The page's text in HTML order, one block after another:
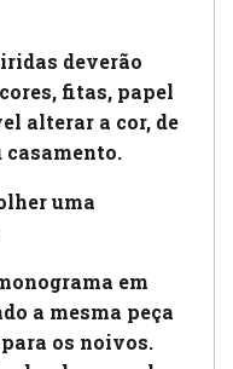
deverão
fitas, papel
alterar a cor, de
casamento.
uma
em
a mesma peça
os noivos.